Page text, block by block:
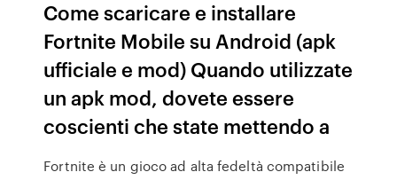
Come scaricare e installare
Fortnite Mobile su Android (apk
ufficiale e mod) Quando utilizzate
un apk mod, dovete essere
coscienti che state mettendo a
Fortnite è un gioco ad alta fedeltà compatibile